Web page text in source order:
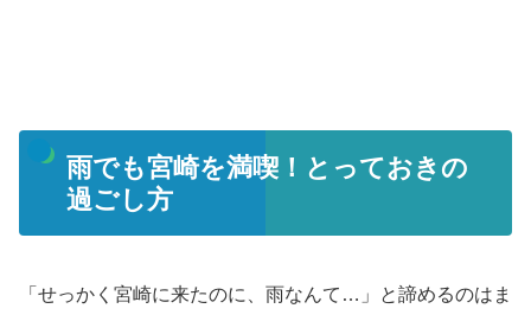
雨でも宮崎を満喫！とっておきの
過ごし方
「せっかく宮崎に来たのに、雨なんて…」と諦めるのはま